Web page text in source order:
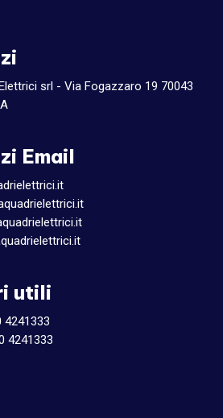
srl - Via Fogazzaro 19 70043
Email
utili
4241333
4241333